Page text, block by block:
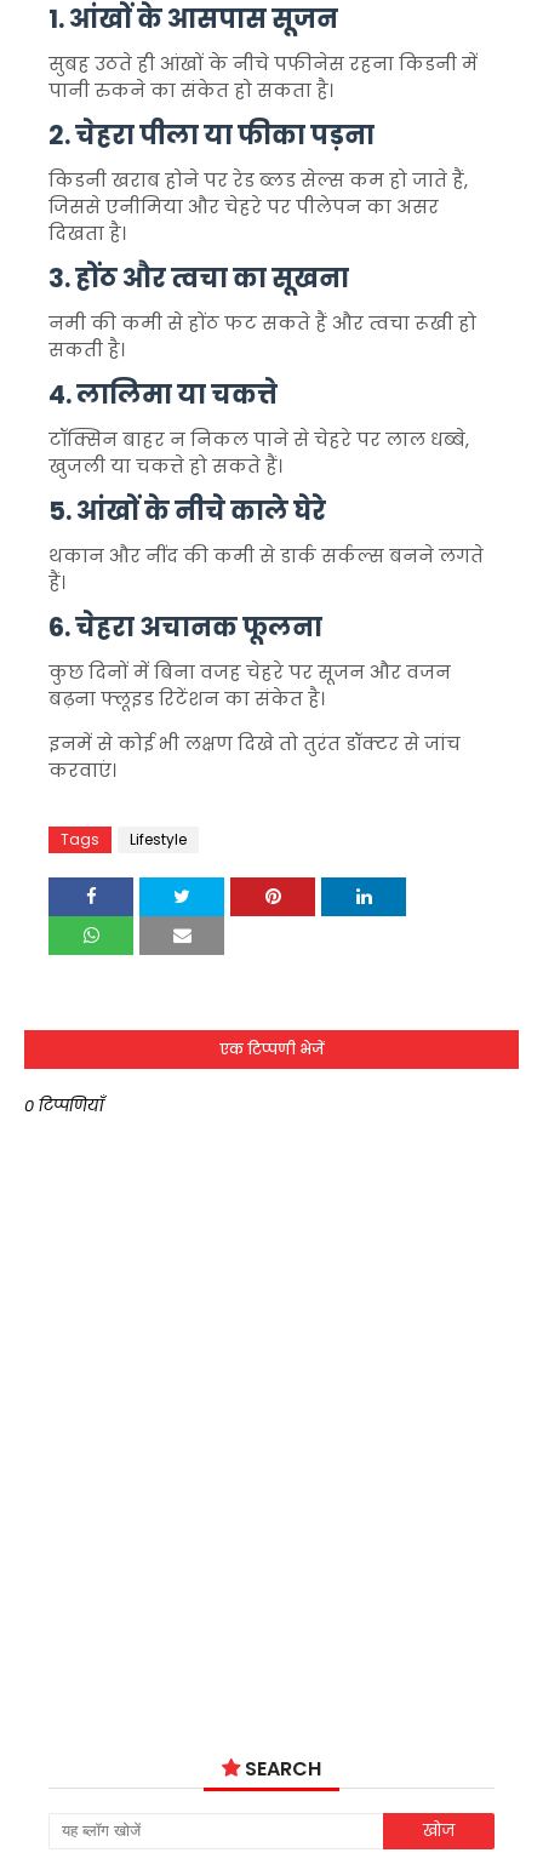
1. आंखों के आसपास सूजन
सुबह उठते ही आंखों के नीचे पफीनेस रहना किडनी में
पानी रुकने का संकेत हो सकता है।
2. चेहरा पीला या फीका पड़ना
किडनी खराब होने पर रेड ब्लड सेल्स कम हो जाते हैं,
जिससे एनीमिया और चेहरे पर पीलेपन का असर
दिखता है।
3. होंठ और त्वचा का सूखना
नमी की कमी से होंठ फट सकते हैं और त्वचा रूखी हो
सकती है।
4. लालिमा या चकत्ते
टॉक्सिन बाहर न निकल पाने से चेहरे पर लाल धब्बे,
खुजली या चकत्ते हो सकते हैं।
5. आंखों के नीचे काले घेरे
थकान और नींद की कमी से डार्क सर्कल्स बनने लगते
हैं।
6. चेहरा अचानक फूलना
कुछ दिनों में बिना वजह चेहरे पर सूजन और वजन
बढ़ना फ्लूइड रिटेंशन का संकेत है।
इनमें से कोई भी लक्षण दिखे तो तुरंत डॉक्टर से जांच
करवाएं।
Tags Lifestyle
एक टिप्पणी भेजें
0 टिप्पणियाँ
SEARCH